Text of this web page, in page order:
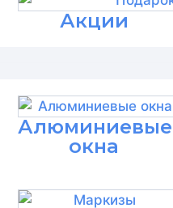
Акции
Алюминиевые
окна